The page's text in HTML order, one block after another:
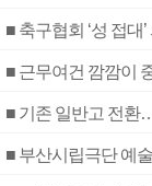
■ 근무여건 깜깜이
■ 기존 일반고 전환
■ 부산시립극단 예